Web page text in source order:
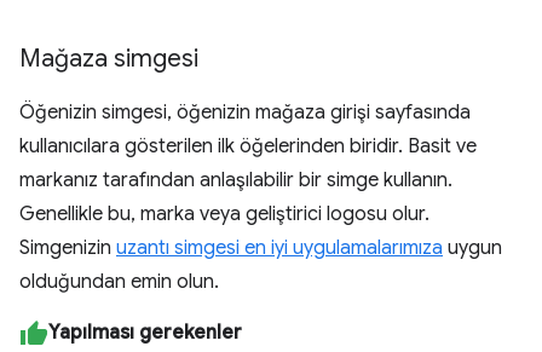
Mağaza simgesi
Öğenizin simgesi, öğenizin mağaza girişi sayfasında
kullanıcılara gösterilen ilk öğelerinden biridir. Basit ve
markanız tarafından anlaşılabilir bir simge kullanın.
Genellikle bu, marka veya geliştirici logosu olur.
Simgenizin uzantı simgesi en iyi uygulamalarımıza uygun
olduğundan emin olun.
Yapılması gerekenler